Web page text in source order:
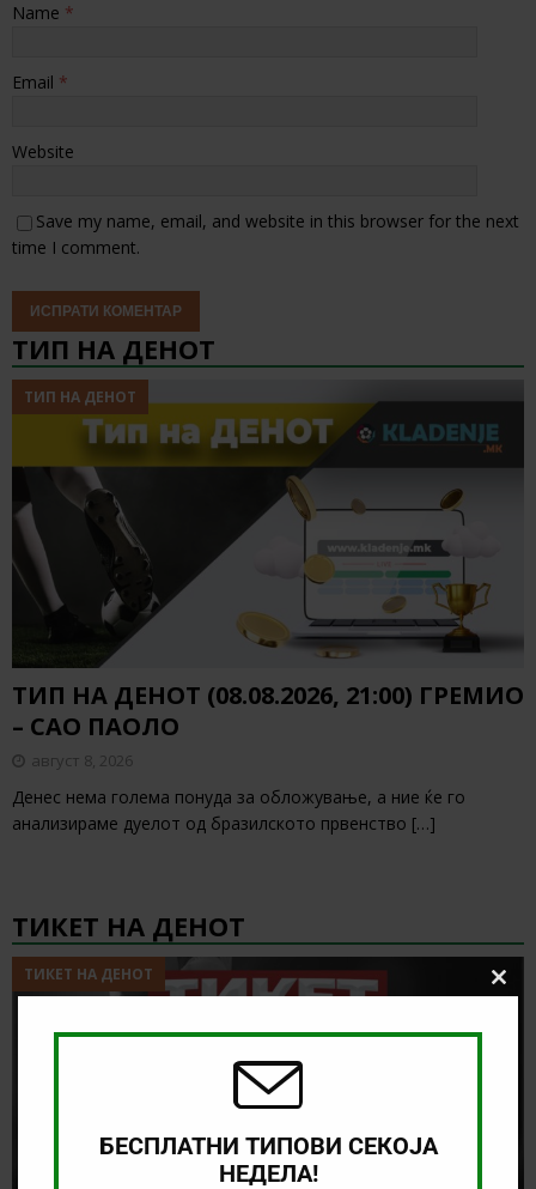
Name *
Email *
Website
Save my name, email, and website in this browser for the next
time I comment.
ТИП НА ДЕНОТ
ТИП НА ДЕНОТ
ТИП НА ДЕНОТ (08.08.2026, 21:00) ГРЕМИО
– САО ПАОЛО
август 8, 2026
Денес нема голема понуда за обложување, а ние ќе го
анализираме дуелот од бразилското првенство […]
ТИКЕТ НА ДЕНОТ
ТИКЕТ НА ДЕНОТ
БЕСПЛАТНИ ТИПОВИ СЕКОЈА
НЕДЕЛА!